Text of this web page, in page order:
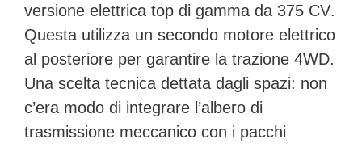
versione elettrica top di gamma da 375 CV.
Questa utilizza un secondo motore elettrico
al posteriore per garantire la trazione 4WD.
Una scelta tecnica dettata dagli spazi: non
c’era modo di integrare l’albero di
trasmissione meccanico con i pacchi